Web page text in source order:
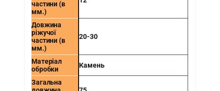
частини (в
мм.)
Довжина
ріжучої
частини (в
мм.)
20-30
Матеріал
обробки
Камень
Загальна